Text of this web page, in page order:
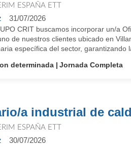
ESPAÑA ETT
31/07/2026
CRIT buscamos incorporar un/a
de nuestros clientes ubicado en
específica del sector, garantizando
determinada
Jornada Completa
a industrial de
ESPAÑA ETT
30/07/2026